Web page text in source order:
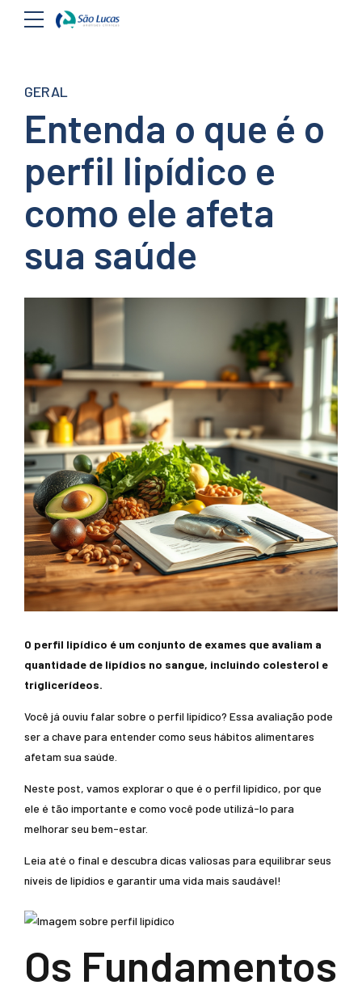
GERAL
Entenda o que é o
perfil lipídico e
como ele afeta
sua saúde
O perfil lipídico é um conjunto de exames que avaliam a
quantidade de lipídios no sangue, incluindo colesterol e
triglicerídeos.
Você já ouviu falar sobre o perfil lipídico? Essa avaliação pode
ser a chave para entender como seus hábitos alimentares
afetam sua saúde.
Neste post, vamos explorar o que é o perfil lipídico, por que
ele é tão importante e como você pode utilizá-lo para
melhorar seu bem-estar.
Leia até o final e descubra dicas valiosas para equilibrar seus
níveis de lipídios e garantir uma vida mais saudável!
Os Fundamentos